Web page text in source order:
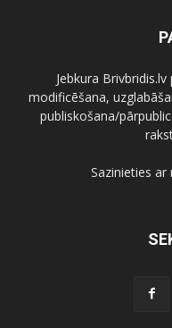
Jebkura
modificēšana,
publiskošana/
Sazinieties ar